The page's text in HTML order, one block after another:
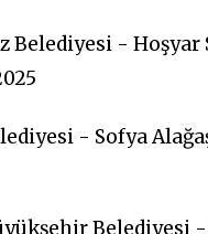
Belediyesi - Hoşyar
- Sofya
Belediyesi